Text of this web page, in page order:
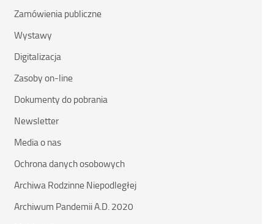
Zamówienia publiczne
Wystawy
Digitalizacja
Zasoby on-line
Dokumenty do pobrania
Newsletter
Media o nas
Ochrona danych osobowych
Archiwa Rodzinne Niepodległej
Archiwum Pandemii A.D. 2020